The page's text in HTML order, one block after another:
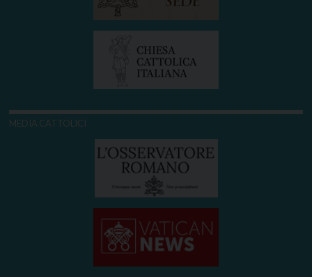
MEDIA CATTOLICI